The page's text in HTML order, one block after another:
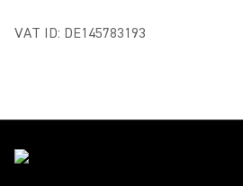
VAT ID: DE145783193